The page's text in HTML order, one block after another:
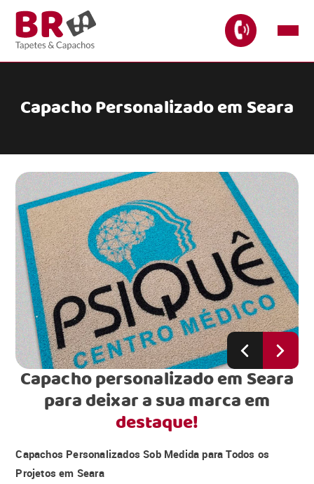
Capacho Personalizado em Seara
Capacho personalizado em Seara
para deixar a sua marca em
destaque!
Capachos Personalizados Sob Medida para Todos os
Projetos em Seara